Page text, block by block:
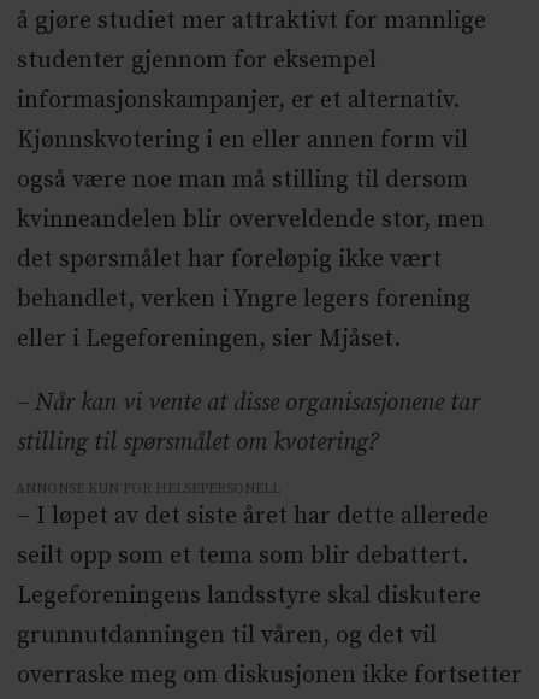
å gjøre studiet mer attraktivt for mannlige
studenter gjennom for eksempel
informasjonskampanjer, er et alternativ.
Kjønnskvotering i en eller annen form vil
også være noe man må stilling til dersom
kvinneandelen blir overveldende stor, men
det spørsmålet har foreløpig ikke vært
behandlet, verken i Yngre legers forening
eller i Legeforeningen, sier Mjåset.
– Når kan vi vente at disse organisasjonene tar
stilling til spørsmålet om kvotering?
ANNONSE KUN FOR HELSEPERSONELL
– I løpet av det siste året har dette allerede
seilt opp som et tema som blir debattert.
Legeforeningens landsstyre skal diskutere
grunnutdanningen til våren, og det vil
overraske meg om diskusjonen ikke fortsetter